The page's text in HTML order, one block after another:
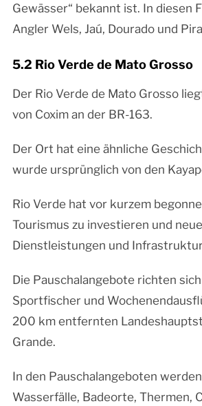
Gewässer“ bekannt ist. In diesen
Angler Wels, Jaú, Dourado und
5.2 Rio Verde de Mato Grosso
Der Rio Verde de Mato Grosso
von Coxim an der BR-163.
Der Ort hat eine ähnliche
wurde ursprünglich von den
Rio Verde hat vor kurzem
Tourismus zu investieren und neue
Dienstleistungen und
Die Pauschalangebote richten
Sportfischer und
200 km entfernten
Grande.
In den Pauschalangeboten
Wasserfälle, Badeorte, Thermen,